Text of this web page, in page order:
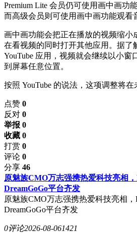
Premium Lite 会员仍可使用画中画功
而高级会员则可使用画中画功能观看
画中画功能会把正在播放的视频缩小
在看视频的同时打开其他应用。据了
YouTube 应用，视频就会继续以小窗
到屏幕任意位置。
按照 YouTube 的说法，这项调整将在
点赞 0
反对 0
举报 0
收藏 0
打赏 0
评论 0
分享 46
原魅族CMO万志强携热爱科技亮相
DreamGoGo平台齐发
原魅族CMO万志强携热爱科技亮相
DreamGoGo平台齐发
0评论2026-08-061421